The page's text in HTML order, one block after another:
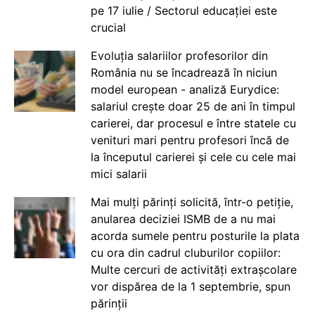
pe 17 iulie / Sectorul educației este
crucial
Evoluția salariilor profesorilor din
România nu se încadrează în niciun
model european - analiză Eurydice:
salariul crește doar 25 de ani în timpul
carierei, dar procesul e între statele cu
venituri mari pentru profesori încă de
la începutul carierei și cele cu cele mai
mici salarii
Mai mulți părinți solicită, într-o petiție,
anularea deciziei ISMB de a nu mai
acorda sumele pentru posturile la plata
cu ora din cadrul cluburilor copiilor:
Multe cercuri de activități extrașcolare
vor dispărea de la 1 septembrie, spun
părinții